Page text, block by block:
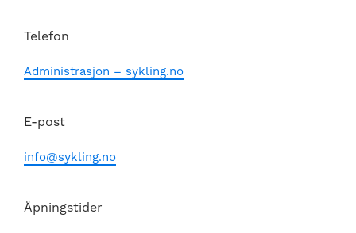
Telefon
Administrasjon – sykling.no
E-post
info@sykling.no
Åpningstider